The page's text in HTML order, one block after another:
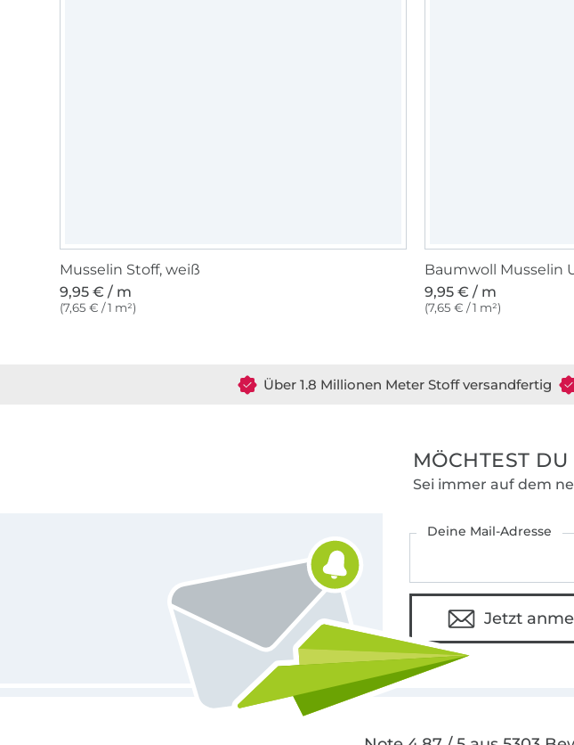
Musselin Stoff, weiß
9,95 € / m
(7,65 € / 1 m²)
Baumwoll Musselin
9,95 € / m
(7,65 € / 1 m²)
Über 1.8 Millionen Meter Stoff versandfertig
MÖCHTEST
Sei immer auf dem
Deine Mail-Adresse
Jetzt